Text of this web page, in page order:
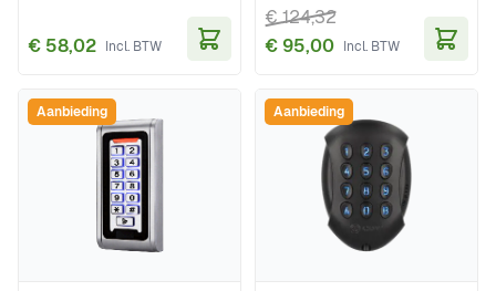
€ 58,02 € 95,00
€ 124,32
Aanbieding Aanbieding